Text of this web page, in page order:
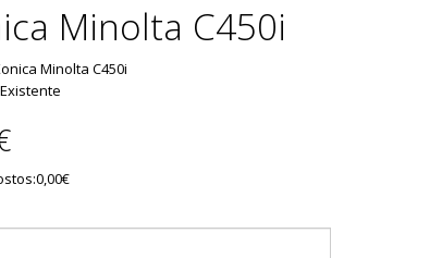
Minolta C450i
Minolta C450i